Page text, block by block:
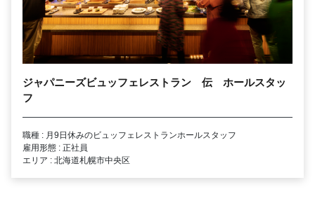
ジャパニーズビュッフェレストラン 伝 ホールスタッ
フ
職種 : 月9日休みのビュッフェレストランホールスタッフ
雇用形態 : 正社員
エリア : 北海道札幌市中央区